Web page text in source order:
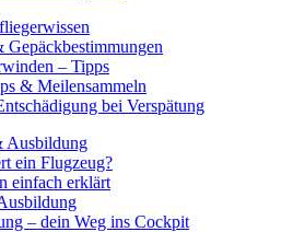
Gepäckbestimmungen
– Tipps
& Meilensammeln
bei Verspätung
Ausbildung
ein Flugzeug?
einfach erklärt
– dein Weg ins Cockpit